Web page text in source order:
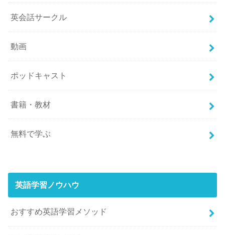
英会話サークル
動画
ポッドキャスト
書籍・教材
無料で学ぶ
英語学習ノウハウ
おすすめ英語学習メソッド